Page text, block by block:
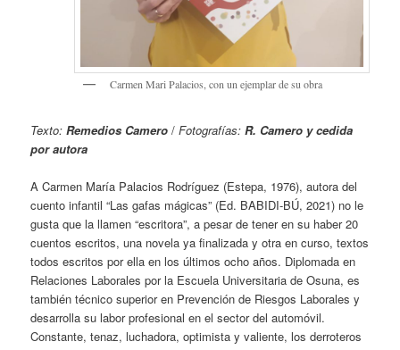
Carmen Mari Palacios, con un ejemplar de su obra
Texto:Remedios Camero /Fotografías:R. Camero y cedida
por autora
A Carmen María Palacios Rodríguez (Estepa, 1976), autora del
cuento infantil “Las gafas mágicas” (Ed. BABIDI-BÚ, 2021) no le
gusta que la llamen “escritora”, a pesar de tener en su haber 20
cuentos escritos, una novela ya finalizada y otra en curso, textos
todos escritos por ella en los últimos ocho años. Diplomada en
Relaciones Laborales por la Escuela Universitaria de Osuna, es
también técnico superior en Prevención de Riesgos Laborales y
desarrolla su labor profesional en el sector del automóvil.
Constante, tenaz, luchadora, optimista y valiente, los derroteros